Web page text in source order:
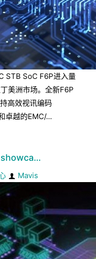
STB SoC F6P进入量
美洲市场。全新F6P
高效视讯编码
卓越的EMC/...
Mavis